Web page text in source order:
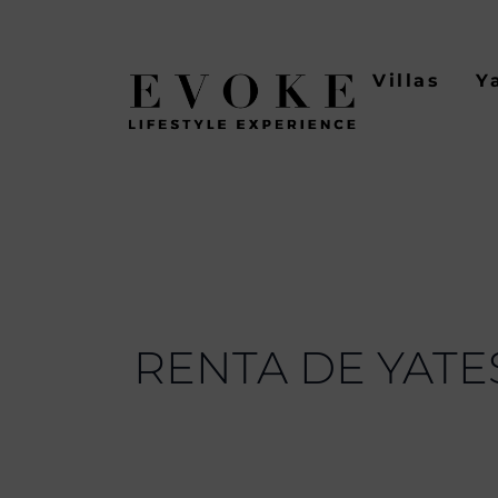
Villas
RENTA DE